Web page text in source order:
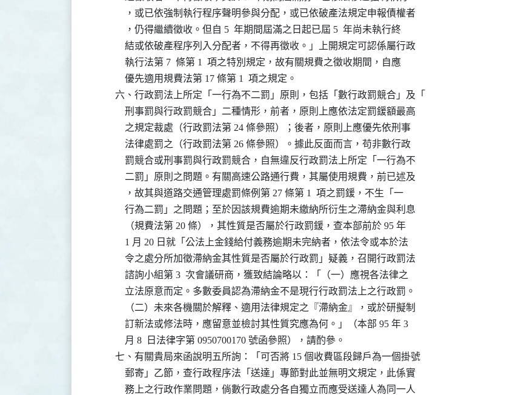
              ，或已依強制執行程序聲明參與分配，或已依破產法規定申報債權者
              ，仍得繼續徵收。但自 5  年期間屆滿之日起已屆 5  年尚未執行終
              結或依破產程序列入分配者，不得再徵收。」上開規定可認係屬行政
              執行法第 7  條第 1  項之特別規定，故有關規費之徵收期間，自應
              優先適用規費法第 17 條第 1  項之規定。
          六、行政罰法上所定「一行為不二罰」原則，包括「數行政罰競合」及「
              刑事罰與行政罰競合」二種情形，前者，原則上應依法定罰鍰額最高
              之規定裁處（行政罰法第 24 條參照）；後者，原則上應優先依刑事
              法律處罰之（行政罰法第 26 條參照）。據此反面而言，苟非數行政
              罰競合或刑事罰與行政罰競合，自無違反行政罰法上所定「一行為不
              二罰」原則之問題。有關高速公路通行費，其屬使用規費，前已述及
              ，故其與道路交通管理處罰條例第 27 條第 1  項之罰鍰，不生「一
              行為二罰」之問題；至於因該規費逾期未繳納所衍生之滯納金與利息
              （規費法第 20 條），其性質是否屬於行政罰鍰，查本部前於 95 年
              1 月 20 日就「公法上金錢給付義務逾期未完納者，依法令或本於法
              令之處分所加徵滯納金其性質是否屬於行政罰」疑義，召開行政罰法
              諮詢小組第 3  次會議研商，獲致結論略以：「（一）應視各法律之
              立法原意而定。多數委員認為滯納金不是現行行政罰法上之行政罰。
              （二）未來各機關於解釋、適用法律規定之『滯納金』，或於研擬制
              訂新法或修法時，應留意並檢討其性質究應為何。」（本部 95 年 3
              月 8  日法律字第 0950700170 號函參照），請酌參。
          七、有關貴局來函說明五所詢：「可否將 15 個收費區段歸戶為一個掛號
              郵寄」乙節，查行政程序法「送達」專節對此並無明文規定，此係實
              務上之行政作業問題，倘數行政處分各自獨立而應受送達人為同一人